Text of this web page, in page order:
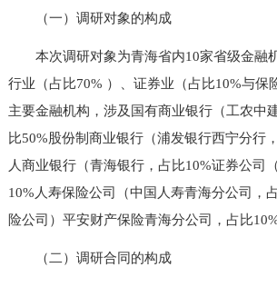
（一）调研对象的构成
本次调研对象为青海省内10家省级金融
行业（占比70% ）、证券业（占比10%与保
主要金融机构，涉及国有商业银行（工农中
比50%股份制商业银行（浦发银行西宁分行
人商业银行（青海银行，占比10%证券公司
10%人寿保险公司（中国人寿青海分公司，
险公司）平安财产保险青海分公司，占比10%
（二）调研合同的构成